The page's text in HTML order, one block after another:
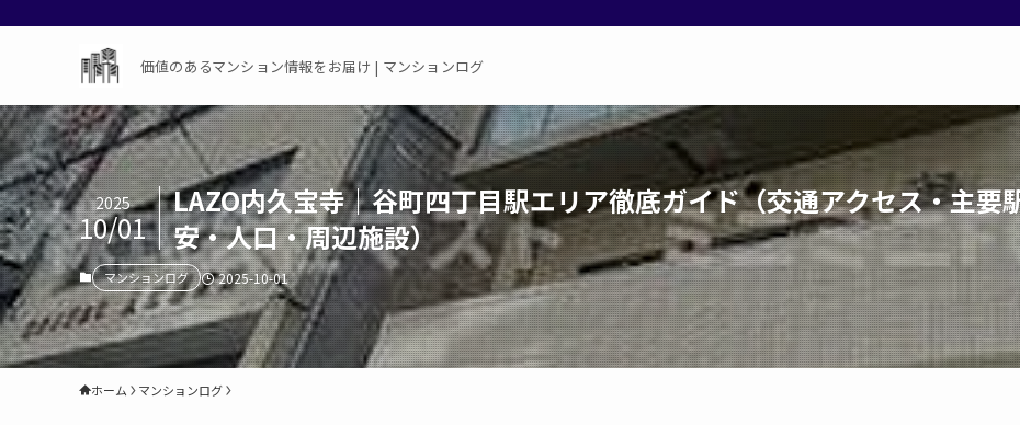
価値のあるマンション情報をお届け | マンションログ
LAZO内久宝寺｜谷町四丁目駅エリア徹底ガイド（交通アクセス・主要
安・人口・周辺施設）
2025
10/01
マンションログ 2025-10-01
ホーム マンションログ